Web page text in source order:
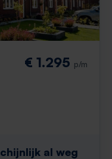
€ 1.295 p/m
al weg